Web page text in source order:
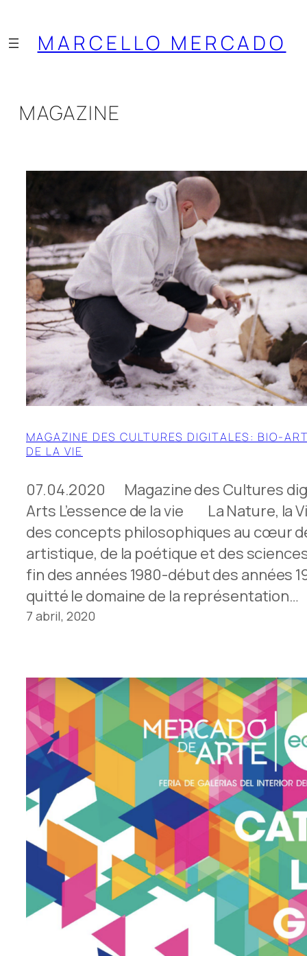
contenidoMARCELLO MERCADO
MAGAZINE
MAGAZINE DES CULTURES DIGITALES: BIO-
DE LA VIE
07.04.2020 Magazine des Cultures
Arts L’essence de la vie La Nature, la
des concepts philosophiques au cœur
artistique, de la poétique et des
fin des années 1980-début des années
quitté le domaine de la représentation…
7 abril, 2020